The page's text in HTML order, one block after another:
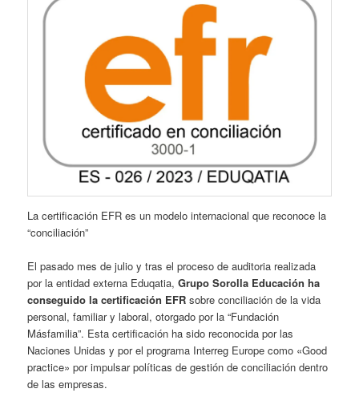
La certificación EFR es un modelo internacional que reconoce la
“conciliación”
El pasado mes de julio y tras el proceso de auditoria realizada
por la entidad externa Eduqatia,Grupo Sorolla Educaciónha
conseguidola certificación EFR sobre conciliación de la vida
personal, familiar y laboral, otorgado por la “Fundación
Másfamilia”. Esta certificación ha sido reconocida por las
Naciones Unidas y por el programa Interreg Europe como «Good
practice» por impulsar políticas de gestión de conciliación dentro
de las empresas.